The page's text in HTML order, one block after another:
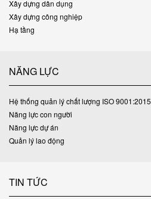
Xây dựng dân dụng
Xây dựng công nghiệp
Hạ tầng
NĂNG LỰC
Hệ thống quản lý chất lượng ISO 9001:2015
Năng lực con người
Năng lực dự án
Quản lý lao động
TIN TỨC